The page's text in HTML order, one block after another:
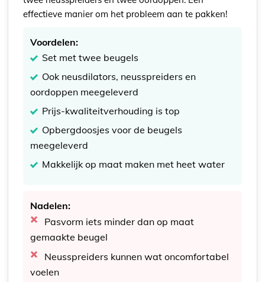
effectieve manier om het probleem aan te pakken!
Voordelen:
Set met twee beugels
Ook neusdilators, neusspreiders en
oordoppen meegeleverd
Prijs-kwaliteitverhouding is top
Opbergdoosjes voor de beugels
meegeleverd
Makkelijk op maat maken met heet water
Nadelen:
Pasvorm iets minder dan op maat
gemaakte beugel
Neusspreiders kunnen wat oncomfortabel
voelen